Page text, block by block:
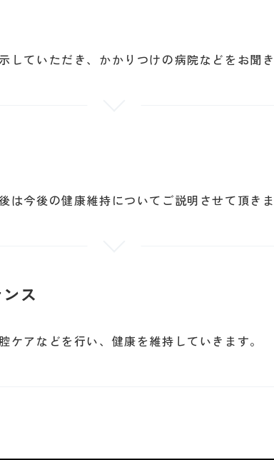
ていただき、かかりつけの病院などをお聞き
今後の健康維持についてご説明させて頂きま
ス
アなどを行い、健康を維持していきます。